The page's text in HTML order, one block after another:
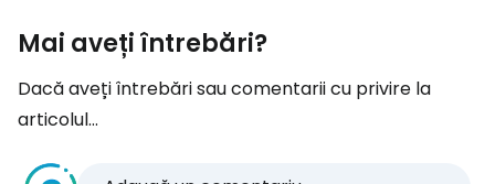
Mai aveți întrebări?
Dacă aveți întrebări sau comentarii cu privire la
articolul...